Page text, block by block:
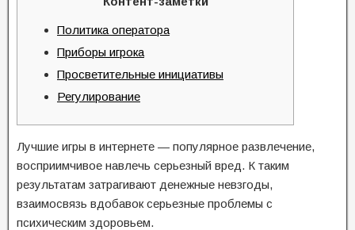
Политика оператора
Приборы игрока
Просветительные инициативы
Регулирование
Лучшие игры в интернете — популярное развлечение,
восприимчивое навлечь серьезный вред. К таким
результатам затрагивают денежные невзгоды,
взаимосвязь вдобавок серьезные проблемы с
психическим здоровьем.